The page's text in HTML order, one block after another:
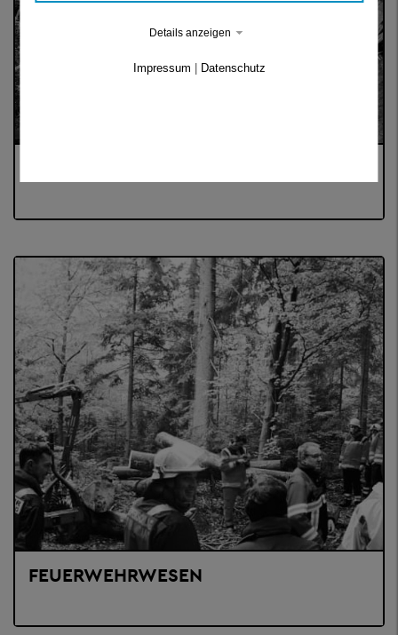
FEUERWEHRWESEN
Details anzeigen
Impressum Datenschutz